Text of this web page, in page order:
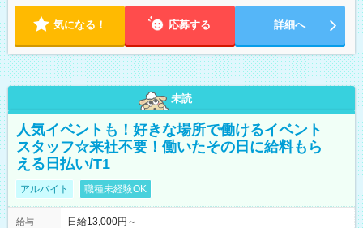
気になる！ 応募する 詳細へ
未読
人気イベントも！好きな場所で働けるイベント
スタッフ☆来社不要！働いたその日に給料もら
える日払い/T1
アルバイト 職種未経験OK
給与
日給13,000円～